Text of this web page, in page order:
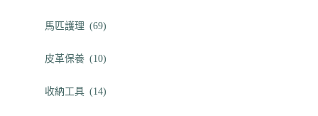
馬匹護理 (69)
皮革保養 (10)
收納工具 (14)